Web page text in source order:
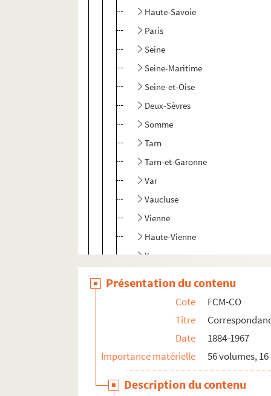
Haute-Savoie
Paris
Seine
Seine-Maritime
Seine-et-Oise
Deux-Sèvres
Somme
Tarn
Tarn-et-Garonne
Var
Vaucluse
Vienne
Haute-Vienne
Yonne
Étranger
Non renseigné
FCM-CO 88. Registre des télégrammes
FCM-EE. Papiers Émile Exbrayat
Présentation du contenu
Cote
FCM-CO
Titre
Date
1884-1967
Importance matérielle
56 volumes,
Description du contenu